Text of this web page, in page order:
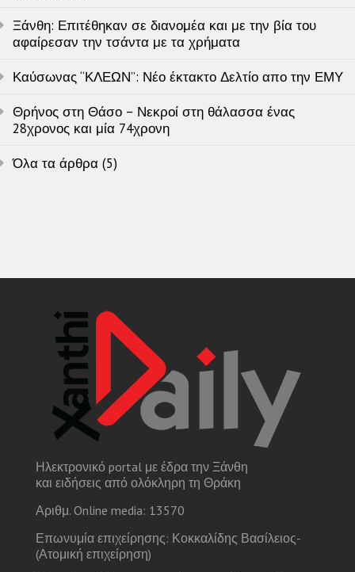
Ξάνθη: Επιτέθηκαν σε διανομέα και με την βία του
αφαίρεσαν την τσάντα με τα χρήματα
Καύσωνας “ΚΛΕΩΝ”: Νέο έκτακτο Δελτίο απο την ΕΜΥ
Θρήνος στη Θάσο – Νεκροί στη θάλασσα ένας
28χρονος και μία 74χρονη
Όλα τα άρθρα (5)
Ηλεκτρονικό portal με έδρα την Ξάνθη
και ειδήσεις από ολόκληρη τη Θράκη
Αριθμ. Online media: 13570
Επωνυμία επιχείρησης: Κοκκαλίδης Βασίλειος-
(Ατομική επιχείρηση)